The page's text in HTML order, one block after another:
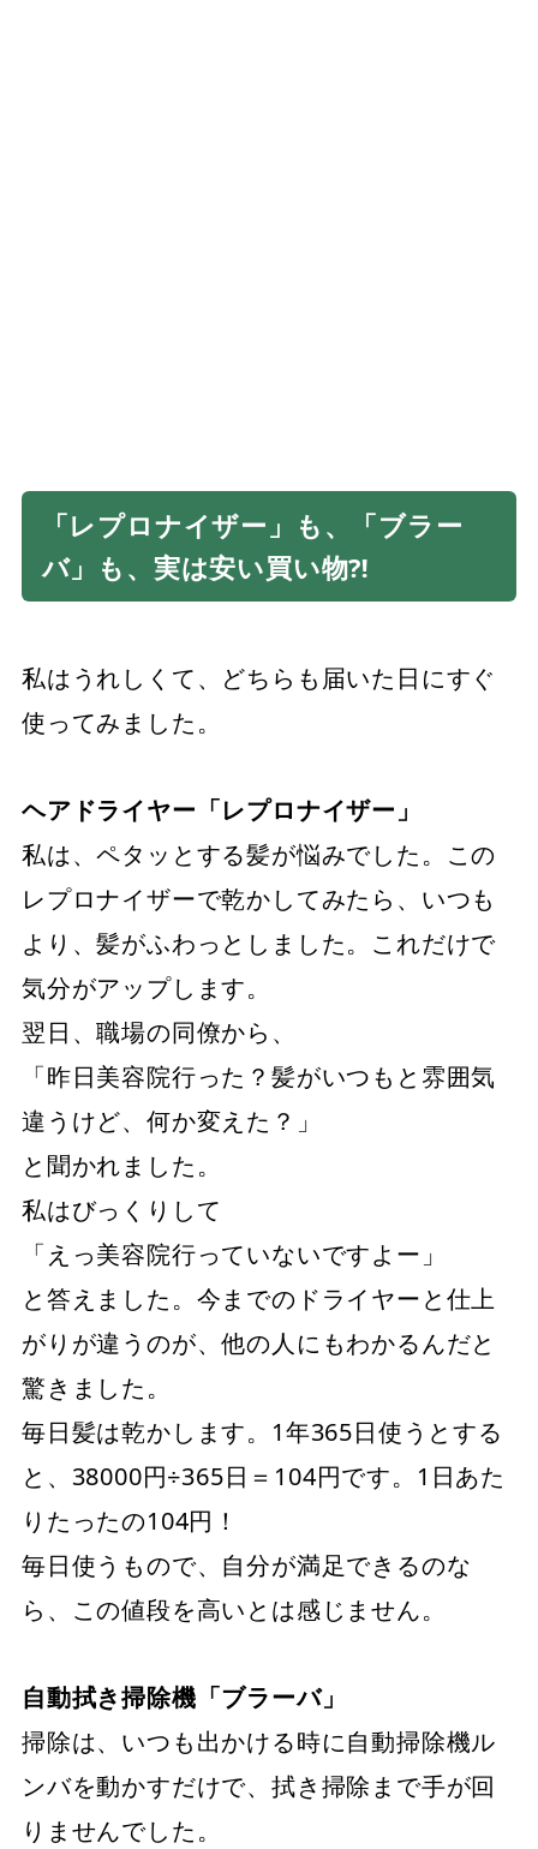
「レプロナイザー」も、「ブラー
バ」も、実は安い買い物⁈
私はうれしくて、どちらも届いた日にすぐ
使ってみました。
ヘアドライヤー「レプロナイザー」
私は、ペタッとする髪が悩みでした。この
レプロナイザーで乾かしてみたら、いつも
より、髪がふわっとしました。これだけで
気分がアップします。
翌日、職場の同僚から、
「昨日美容院行った？髪がいつもと雰囲気
違うけど、何か変えた？」
と聞かれました。
私はびっくりして
「えっ美容院行っていないですよー」
と答えました。今までのドライヤーと仕上
がりが違うのが、他の人にもわかるんだと
驚きました。
毎日髪は乾かします。1年365日使うとする
と、38000円÷365日＝104円です。1日あた
りたったの104円！
毎日使うもので、自分が満足できるのな
ら、この値段を高いとは感じません。
自動拭き掃除機「ブラーバ」
掃除は、いつも出かける時に自動掃除機ル
ンバを動かすだけで、拭き掃除まで手が回
りませんでした。